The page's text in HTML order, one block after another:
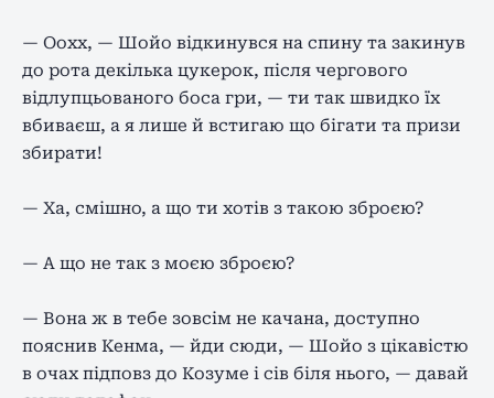
— Оохх, — Шойо відкинувся на спину та закинув
до рота декілька цукерок, після чергового
відлупцьованого боса гри, — ти так швидко їх
вбиваєш, а я лише й встигаю що бігати та призи
збирати!
— Ха, смішно, а що ти хотів з такою зброєю?
— А що не так з моєю зброєю?
— Вона ж в тебе зовсім не качана, доступно
пояснив Кенма, — йди сюди, — Шойо з цікавістю
в очах підповз до Козуме і сів біля нього, — давай